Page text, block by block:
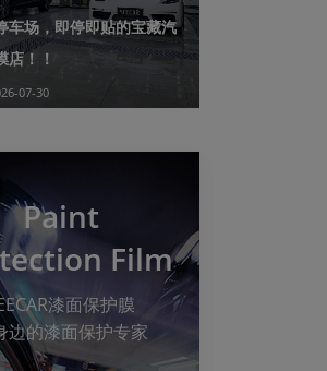
车场，即停即贴的宝藏汽
店！！
07-30
Paint
Film
漆面保护膜
边的漆面保护专家